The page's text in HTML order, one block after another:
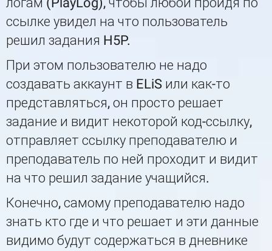
ссылке увидел на что пользователь
решил задания H5P.
При этом пользователю не надо
создавать аккаунт в ELiS или как-то
представляться, он просто решает
задание и видит некоторой код-ссылку,
отправляет ссылку преподавателю и
преподаватель по ней проходит и видит
на что решил задание учащийся.
Конечно, самому преподавателю надо
знать кто где и что решает и эти данные
видимо будут содержаться в дневнике